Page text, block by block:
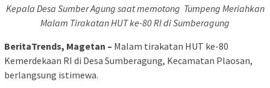
Kepala Desa Sumber Agung saat memotong Tumpeng Meriahkan
Malam Tirakatan HUT ke-80 RI di Sumberagung
BeritaTrends, Magetan – Malam tirakatan HUT ke-80
Kemerdekaan RI di Desa Sumberagung, Kecamatan Plaosan,
berlangsung istimewa.